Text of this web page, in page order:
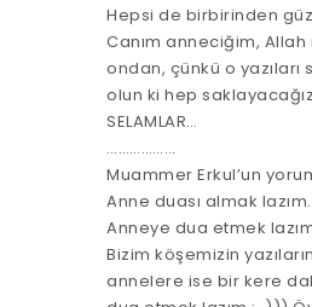
Hepsi de birbirinden
Canım anneciğim, Allah
ondan, çünkü o yazıları
olun ki hep
SELAMLAR…
………………
Muammer Erkul’un
Anne duası almak
Anneye dua etmek
Bizim köşemizin
annelere ise bir kere